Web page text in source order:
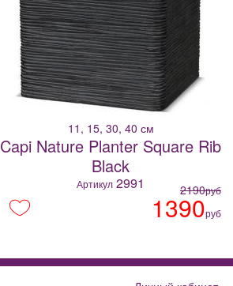
11, 15, 30, 40 см
Capi Nature Planter Square Rib
Black
Артикул 2991 2190руб
1390руб